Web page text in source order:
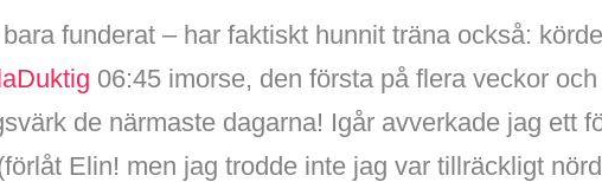
funderat – har faktiskt hunnit träna också:
06:45 imorse, den första på flera veckor
de närmaste dagarna! Igår avverkade jag ett
Elin! men jag trodde inte jag var tillräckligt